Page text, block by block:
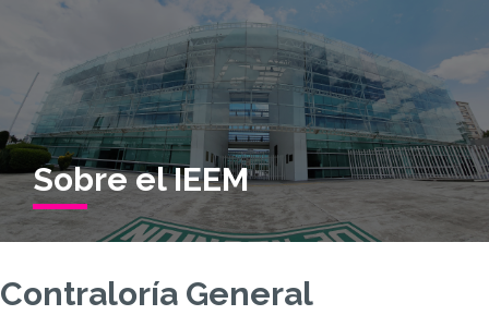
Sobre el IEEM
Contraloría General